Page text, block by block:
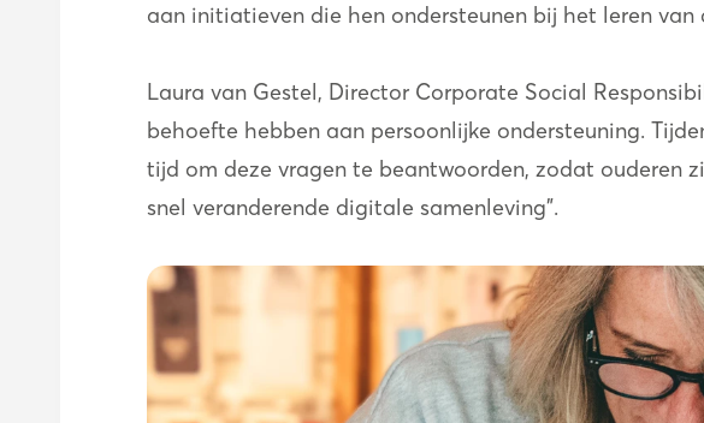
aan initiatieven die hen ondersteunen bij het leren
Laura van Gestel, Director Corporate Social
behoefte hebben aan persoonlijke ondersteuning.
tijd om deze vragen te beantwoorden, zodat ouderen
snel veranderende digitale samenleving”.